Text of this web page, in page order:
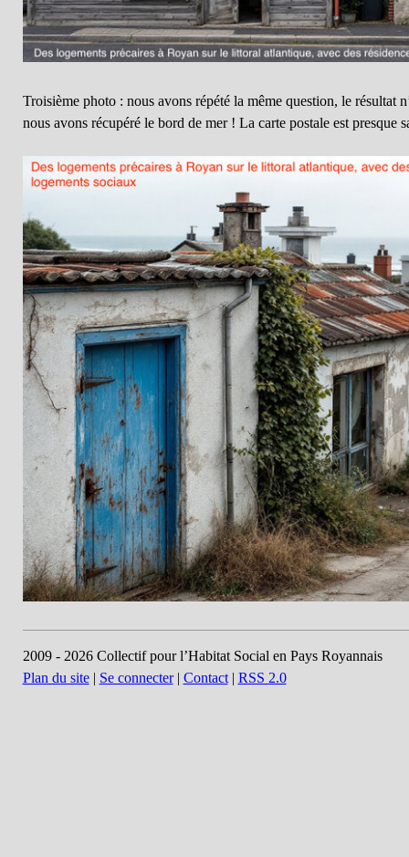
Troisième photo : nous avons répété la même question, le résultat
nous avons récupéré le bord de mer ! La carte postale est presque
2009 - 2026 Collectif pour l’Habitat Social en Pays Royannais
Plan du site| Se connecter| Contact| RSS 2.0